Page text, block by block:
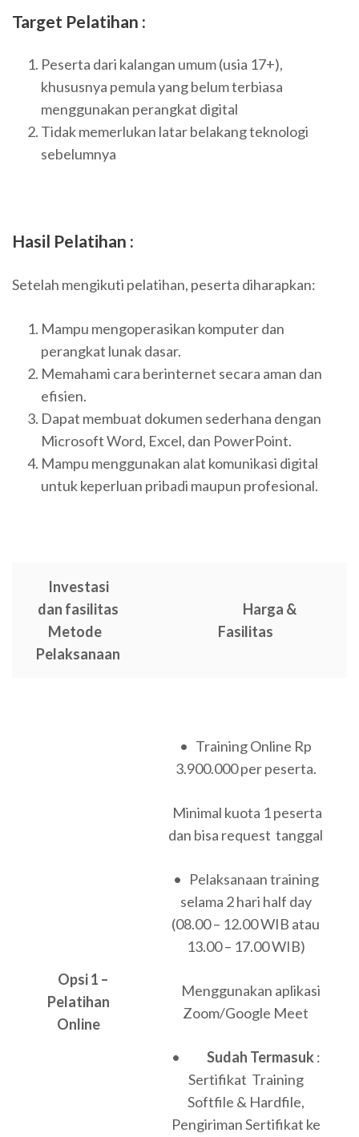
Target Pelatihan :
Peserta dari kalangan umum (usia 17+),
khususnya pemula yang belum terbiasa
menggunakan perangkat digital
Tidak memerlukan latar belakang teknologi
sebelumnya
Hasil Pelatihan :
Setelah mengikuti pelatihan, peserta diharapkan:
Mampu mengoperasikan komputer dan
perangkat lunak dasar.
Memahami cara berinternet secara aman dan
efisien.
Dapat membuat dokumen sederhana dengan
Microsoft Word, Excel, dan PowerPoint.
Mampu menggunakan alat komunikasi digital
untuk keperluan pribadi maupun profesional.
Investasi
dan fasilitas
Metode
Pelaksanaan
Harga &
Fasilitas
Opsi 1 –
Pelatihan
Online
• Training Online Rp
3.900.000 per peserta.
Minimal kuota 1 peserta
dan bisa request tanggal
• Pelaksanaan training
selama 2 hari half day
(08.00 – 12.00 WIB atau
13.00 – 17.00 WIB)
Menggunakan aplikasi
Zoom/Google Meet
• Sudah Termasuk:
Sertifikat Training
Softfile & Hardfile,
Pengiriman Sertifikat ke